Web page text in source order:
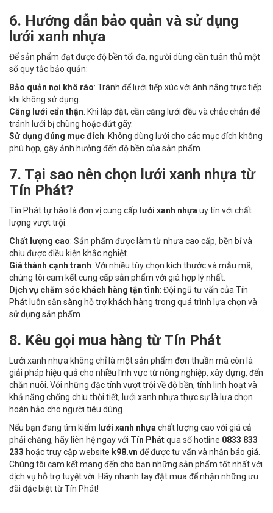
6. Hướng dẫn bảo quản và sử dụng
lưới xanh nhựa
Để sản phẩm đạt được độ bền tối đa, người dùng cần tuân thủ một
số quy tắc bảo quản:
Bảo quản nơi khô ráo: Tránh để lưới tiếp xúc với ánh nắng trực tiếp
khi không sử dụng.
Căng lưới cẩn thận: Khi lắp đặt, cần căng lưới đều và chắc chắn để
tránh lưới bị chùng hoặc đứt gãy.
Sử dụng đúng mục đích: Không dùng lưới cho các mục đích không
phù hợp, gây ảnh hưởng đến độ bền của sản phẩm.
7. Tại sao nên chọn lưới xanh nhựa từ
Tín Phát?
Tín Phát tự hào là đơn vị cung cấp lưới xanh nhựa uy tín với chất
lượng vượt trội:
Chất lượng cao: Sản phẩm được làm từ nhựa cao cấp, bền bỉ và
chịu được điều kiện khắc nghiệt.
Giá thành cạnh tranh: Với nhiều tùy chọn kích thước và mẫu mã,
chúng tôi cam kết cung cấp sản phẩm với giá hợp lý nhất.
Dịch vụ chăm sóc khách hàng tận tình: Đội ngũ tư vấn của Tín
Phát luôn sẵn sàng hỗ trợ khách hàng trong quá trình lựa chọn và
sử dụng sản phẩm.
8. Kêu gọi mua hàng từ Tín Phát
Lưới xanh nhựa không chỉ là một sản phẩm đơn thuần mà còn là
giải pháp hiệu quả cho nhiều lĩnh vực từ nông nghiệp, xây dựng, đến
chăn nuôi. Với những đặc tính vượt trội về độ bền, tính linh hoạt và
khả năng chống chịu thời tiết, lưới xanh nhựa thực sự là lựa chọn
hoàn hảo cho người tiêu dùng.
Nếu bạn đang tìm kiếm lưới xanh nhựa chất lượng cao với giá cả
phải chăng, hãy liên hệ ngay với Tín Phátqua số hotline 0833 833
233 hoặc truy cập website k98.vn để được tư vấn và nhận báo giá.
Chúng tôi cam kết mang đến cho bạn những sản phẩm tốt nhất với
dịch vụ hỗ trợ tuyệt vời. Hãy nhanh tay đặt mua để nhận những ưu
đãi đặc biệt từ Tín Phát!